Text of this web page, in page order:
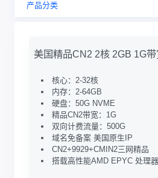
产品分类
美国精品CN2 2核 2GB 1G
核心：2-32核
内存：2-64GB
硬盘：50G NVME
精品CN2带宽：1G
双向计费流量：500G
域名免备案 美国原生IP
CN2+9929+CMIN2三网精品
搭载高性能AMD EPYC 处理器